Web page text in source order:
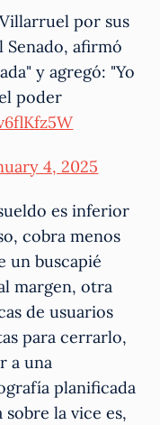
por sus
Senado, afirmó
y agregó: "Yo
poder
4, 2025
es inferior
cobra menos
un buscapié
margen, otra
de usuarios
para cerrarlo,
a una
planificada
la vice es,